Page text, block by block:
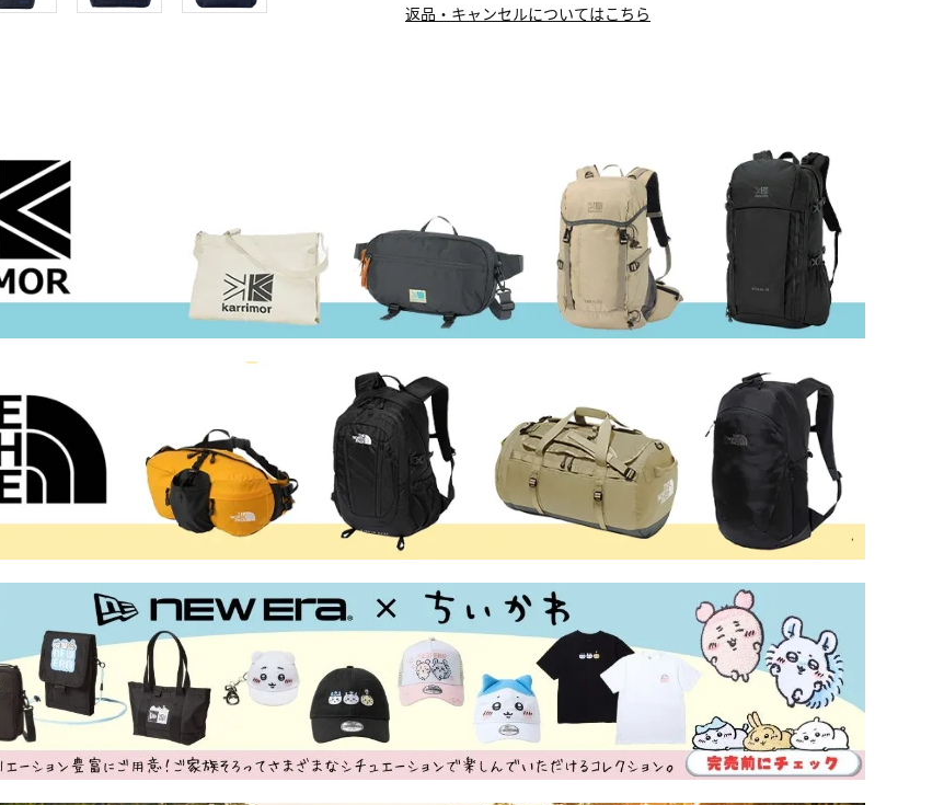
返品・キャンセルについてはこちら